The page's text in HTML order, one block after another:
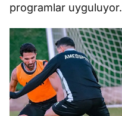
programlar uyguluyor.